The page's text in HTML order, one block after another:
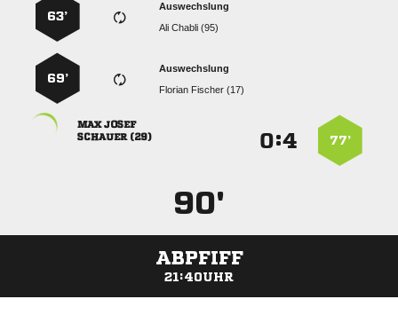
Auswechslung
  
63’
Auswechslung
  
69’
77’
:
 
 
90'
ABPFIFF
21:40UHR